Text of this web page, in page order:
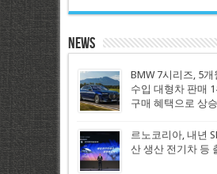
News
BMW 7시리즈, 5개
수입 대형차 판매
구매 혜택으로 상
르노코리아, 내년
산 생산 전기차 등